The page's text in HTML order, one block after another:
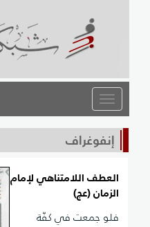
القائمة
إنفوغراف
العطف اللامتناهي لإمام
الزمان (عج)
فلو جمعت في كفّة